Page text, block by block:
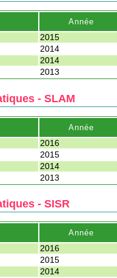
Année
2015
2014
2014
2013
- SLAM
Année
2016
2015
2014
2013
- SISR
Année
2016
2015
2014